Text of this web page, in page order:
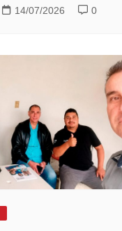
14/07/2026 0